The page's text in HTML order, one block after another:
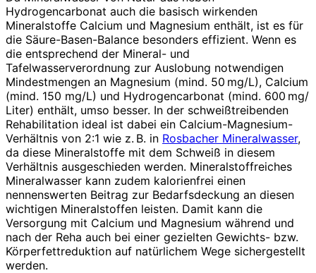
Hydrogencarbonat auch die basisch wirkenden
Mineralstoffe Calcium und Magnesium enthält, ist es für
die Säure-Basen-Balance besonders effizient. Wenn es
die entsprechend der Mineral- und
Tafelwasserverordnung zur Auslobung notwendigen
Mindestmengen an Mag­nesium (mind. 50 mg/L), Calcium
(mind. 150 mg/L) und Hydrogencarbonat (mind. 600 mg/
Liter) enthält, umso besser. In der schweißtreibenden
Rehabilitation ideal ist dabei ein Calcium-Magnesium-
Verhältnis von 2:1 wie z. B. in Rosbacher Mineralwasser,
da diese Mineralstoffe mit dem Schweiß in diesem
Verhältnis ausgeschieden werden. Mineralstoffreiches
Mineralwasser kann zudem kalorienfrei einen
nennenswerten Beitrag zur Bedarfsdeckung an diesen
wichtigen Mineralstoffen leisten. Damit kann die
Versorgung mit Calcium und Magnesium während und
nach der Reha auch bei einer gezielten Gewichts- bzw.
Körperfettreduktion auf natür­lichem Wege sichergestellt
werden.